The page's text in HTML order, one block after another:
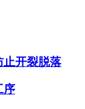
止开裂脱落
序